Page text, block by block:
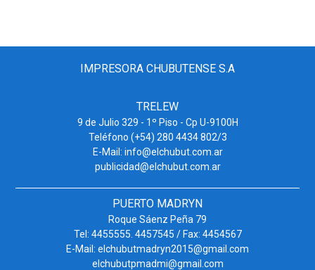
IMPRESORA CHUBUTENSE S.A
TRELEW
9 de Julio 329 - 1º Piso - Cp U-9100H
Teléfono (+54) 280 4434 802/3
E-Mail: info@elchubut.com.ar
publicidad@elchubut.com.ar
PUERTO MADRYN
Roque Sáenz Peña 79
Tel: 4455555. 4457545 / Fax: 4454567
E-Mail: elchubutmadryn2015@gmail.com
elchubutpmadmi@gmail.com